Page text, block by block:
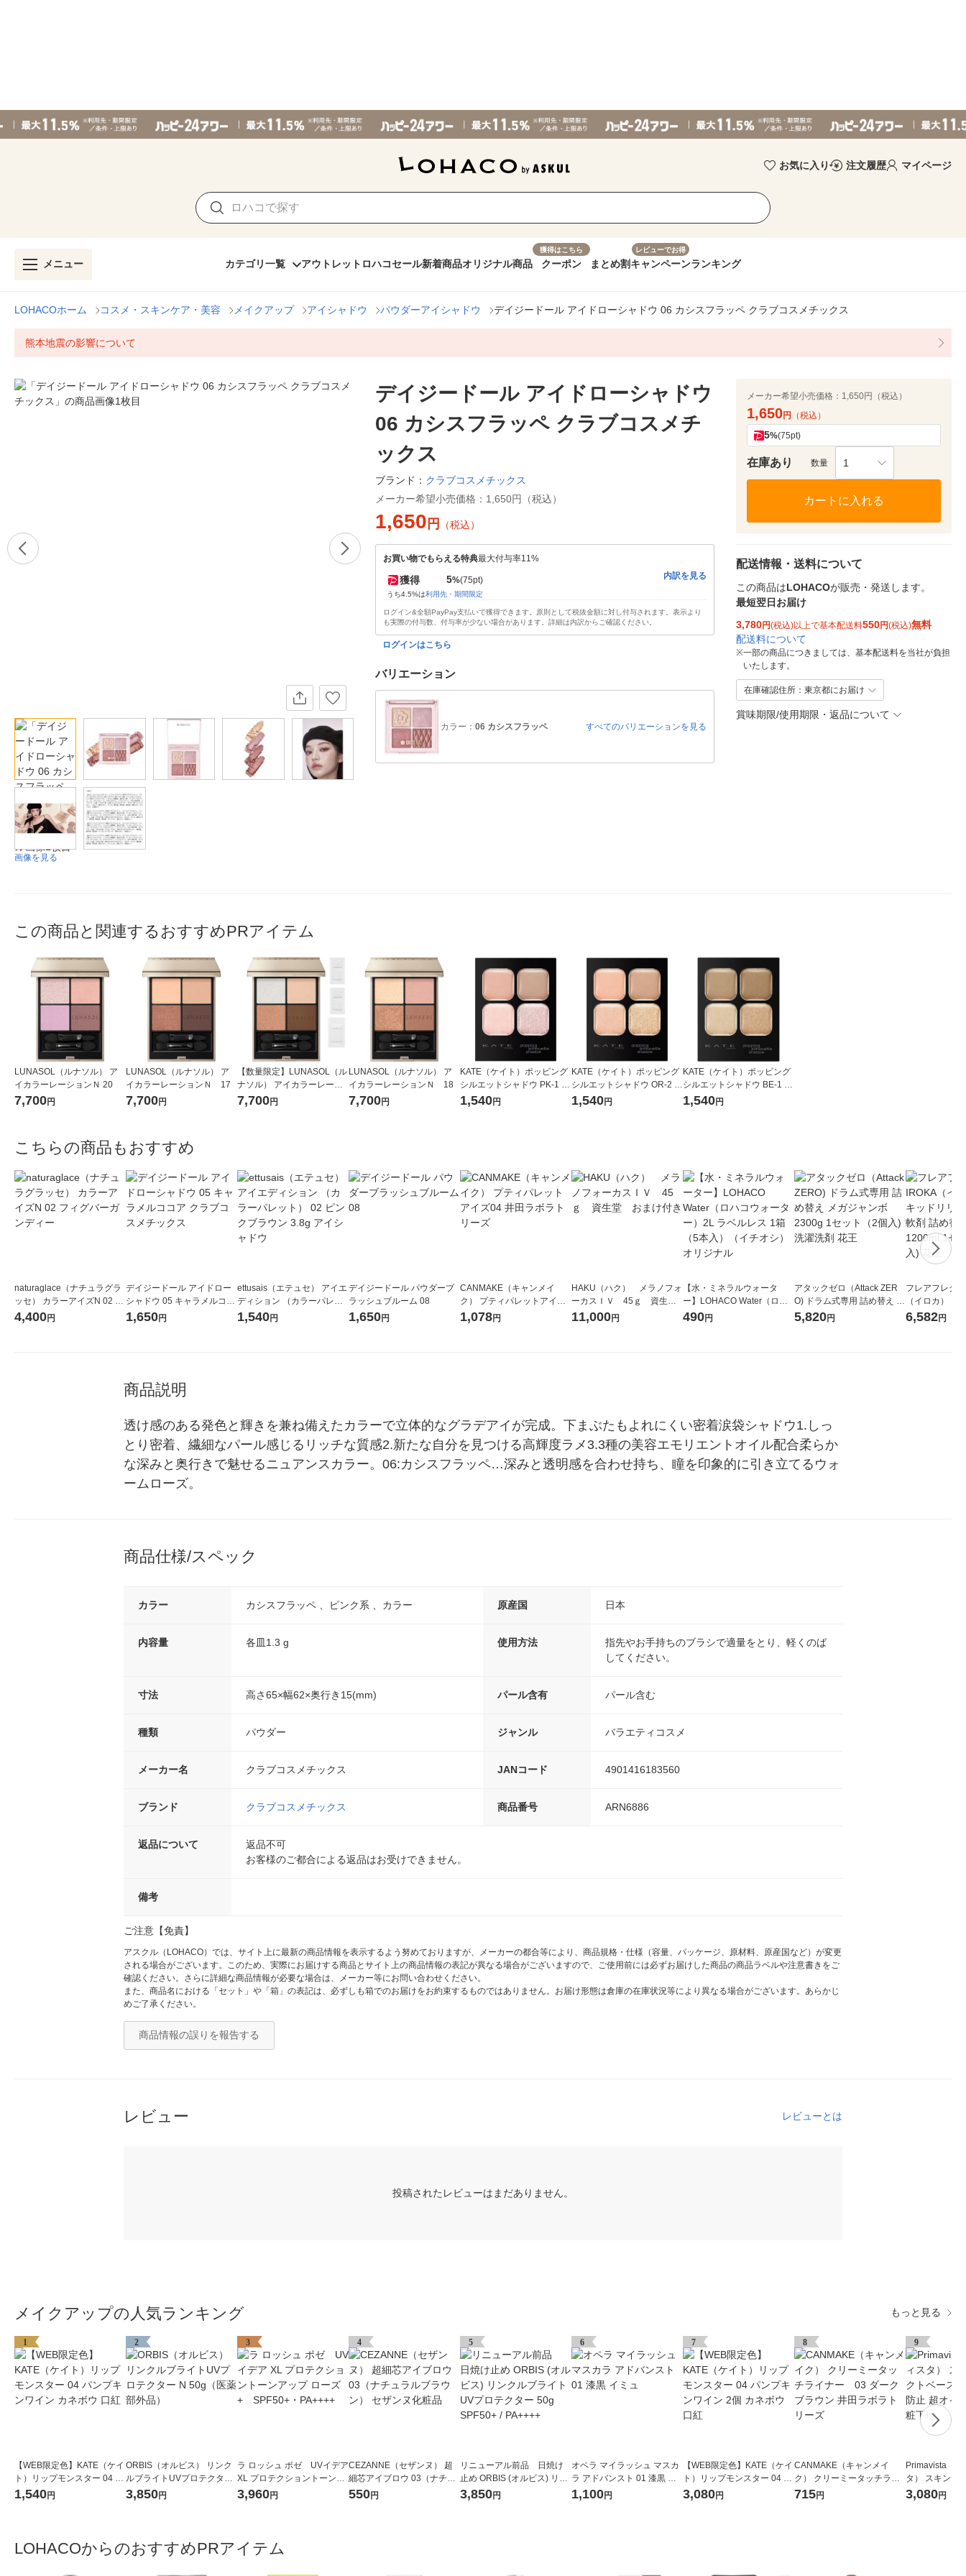
お気に入り 注文履歴 マイページ
メニュー カテゴリ一覧 アウトレット ロハコセール新着商品オリジナル商品
獲得はこちら
クーポン まとめ割
レビューでお得
キャンペーンランキング
LOHACOホーム コスメ・スキンケア・美容 メイクアップ アイシャドウ パウダーアイシャドウ デイジードール アイドローシャドウ 06 カシスフラッペ クラブコスメチックス
熊本地震の影響について
画像を見る
デイジードール アイドローシャドウ
06 カシスフラッペ クラブコスメチ
ックス
ブランド： クラブコスメチックス
メーカー希望小売価格： 1,650円（税込）
1,650 円 （税込）
お買い物でもらえる特典最大付与率11%
獲得 5%(75pt)
うち4.5%は利用先・期間限定
内訳を見る
ログイン&全額PayPay支払いで獲得できます。原則として税抜金額に対し付与されます。表示より
も実際の付与数、付与率が少ない場合があります。詳細は内訳からご確認ください。
ログインはこちら
バリエーション
カラー： 06 カシスフラッペ すべてのバリエーションを見る
メーカー希望小売価格： 1,650円（税込）
1,650円 （税込）
5%(75pt)
在庫あり 数量 1
カートに入れる
配送情報・送料について
この商品はLOHACOが販売・発送します。
最短翌日お届け
3,780円(税込)以上で基本配送料550円(税込)無料
配送料について
※一部の商品につきましては、基本配送料を当社が負担
いたします。
在庫確認住所：東京都にお届け
賞味期限/使用期限・返品について
この商品と関連するおすすめPRアイテム
LUNASOL（ルナソル） ア
イカラーレーションＮ 20
7,700円
LUNASOL（ルナソル） ア
イカラーレーションＮ 17
7,700円
【数量限定】LUNASOL（ル
ナソル） アイカラーレーシ
ョンN 15 おまけつきセット
7,700円
LUNASOL（ルナソル） ア
イカラーレーションＮ 18
7,700円
KATE（ケイト）ポッピング
シルエットシャドウ PK-1 ラ
ズベリーロゼ ポップカネボ
ウ アイシャドウ
1,540円
KATE（ケイト）ポッピング
シルエットシャドウ OR-2 コ
ーラルロゼポップ カネボウ
アイシャドウ
1,540円
KATE（ケイト）ポッピング
シルエットシャドウ BE-1 シ
ナモンポップ カネボウ アイ
シャドウ
1,540円
こちらの商品もおすすめ
naturaglace（ナチュラグラ
ッセ） カラーアイズN 02 フ
ィグバーガンディー
4,400円
デイジードール アイドロー
シャドウ 05 キャラメルココ
ア クラブコスメチックス
1,650円
ettusais（エテュセ） アイエ
ディション （カラーパレッ
ト） 02 ピンクブラウン 3.8g
アイシャドウ
1,540円
デイジードール パウダーブ
ラッシュブルーム 08
1,650円
CANMAKE（キャンメイ
ク） プティパレットアイズ0
4 井田ラボラトリーズ
1,078円
HAKU（ハク） メラノフォ
ーカスＩＶ 45ｇ 資生
堂 おまけ付き
11,000円
【水・ミネラルウォータ
ー】LOHACO Water（ロハ
コウォーター）2L ラベルレ
490円
アタックゼロ（Attack ZER
O) ドラム式専用 詰め替え メ
ガジャンボ 2300g 1セット
（2個入) 洗濯洗剤 花王
5,820円
フレアフレグ
（イロカ） ネ
ーの香り 柔軟
特大 1200ml
6,582円
商品説明
透け感のある発色と輝きを兼ね備えたカラーで立体的なグラデアイが完成。下まぶたもよれにくい密着涙袋シャドウ1.しっ
とり密着、繊細なパール感じるリッチな質感2.新たな自分を見つける高輝度ラメ3.3種の美容エモリエントオイル配合柔らか
な深みと奥行きで魅せるニュアンスカラー。06:カシスフラッペ…深みと透明感を合わせ持ち、瞳を印象的に引き立てるウォ
ームローズ。
商品仕様/スペック
カラー カシスフラッペ 、ピンク系 、カラー 原産国 日本
内容量 各皿1.3 g 使用方法
指先やお手持ちのブラシで適量をとり、軽くのば
してください。
寸法 高さ65×幅62×奥行き15(mm) パール含有 パール含む
種類 パウダー ジャンル バラエティコスメ
メーカー名 クラブコスメチックス JANコード 4901416183560
ブランド クラブコスメチックス 商品番号 ARN6886
返品について
返品不可
お客様のご都合による返品はお受けできません。
備考
ご注意【免責】
アスクル（LOHACO）では、サイト上に最新の商品情報を表示するよう努めておりますが、メーカーの都合等により、商品規格・仕様（容量、パッケージ、原材料、原産国など）が変更
される場合がございます。このため、実際にお届けする商品とサイト上の商品情報の表記が異なる場合がございますので、ご使用前には必ずお届けした商品の商品ラベルや注意書きをご
確認ください。さらに詳細な商品情報が必要な場合は、メーカー等にお問い合わせください。
また、商品名における「セット」や「箱」の表記は、必ずしも箱でのお届けをお約束するものではありません。お届け形態は倉庫の在庫状況等により異なる場合がございます。あらかじ
めご了承ください。
商品情報の誤りを報告する
レビュー レビューとは
投稿されたレビューはまだありません。
メイクアップの人気ランキング もっと見る
1
【WEB限定色】KATE（ケイ
ト）リップモンスター 04 パ
ンプキンワイン カネボウ 口
紅
1,540円
2
ORBIS（オルビス） リンク
ルブライトUVプロテクター
N 50g（医薬部外品）
3,850円
3
ラ ロッシュ ポゼ UVイデア
XL プロテクショントーンア
ップ ローズ+ SPF50+・PA
++++
3,960円
4
CEZANNE（セザンヌ） 超
細芯アイブロウ 03（ナチュ
ラルブラウン） セザンヌ化
550円
5
リニューアル前品 日焼け
止め ORBIS (オルビス) リン
クルブライトUVプロテクタ
ー 50g SPF50+ / PA++++
3,850円
6
オペラ マイラッシュ マスカ
ラ アドバンスト 01 漆黒 イ
ミュ
1,100円
7
【WEB限定色】KATE（ケイ
ト）リップモンスター 04 パ
ンプキンワイン 2個 カネボ
ウ 口紅
3,080円
8
CANMAKE（キャンメイ
ク） クリーミータッチライ
ナー 03 ダークブラウン 井
715円
9
Primavista（
タ） スキンプ
ス 皮脂くずれ
ー肌用 化粧下
3,080円
LOHACOからのおすすめPRアイテム